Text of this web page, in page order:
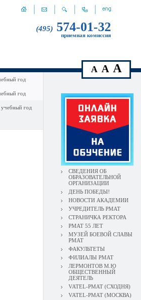
(495) 574-01-32
приемная комиссия
A A A
год
год
год
СВЕДЕНИЯ ОБ
ОБРАЗОВАТЕЛЬНОЙ
ОРГАНИЗАЦИИ
ДЕНЬ ПОБЕДЫ!
НОВОСТИ АКАДЕМИИ
УЧРЕДИТЕЛЬ РМАТ
СТРАНИЧКА РЕКТОРА
РМАТ 55 ЛЕТ
МУЗЕЙ БОЕВОЙ СЛАВЫ
РМАТ
ФАКУЛЬТЕТЫ
ФИЛИАЛЫ РМАТ
ЛЕРМОНТОВ М.Ю
ОБЩЕСТВЕННЫЙ
ДЕЯТЕЛЬ
VATEL-РМАТ (СХОДНЯ)
VATEL-РМАТ (МОСКВА)